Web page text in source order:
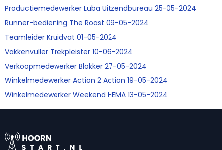
Productiemedewerker Luba Uitzendbureau 25-05-2024
Runner-bediening The Roast 09-05-2024
Teamleider Kruidvat 01-05-2024
Vakkenvuller Trekpleister 10-06-2024
Verkoopmedewerker Blokker 27-05-2024
Winkelmedewerker Action 2 Action 19-05-2024
Winkelmedewerker Weekend HEMA 13-05-2024